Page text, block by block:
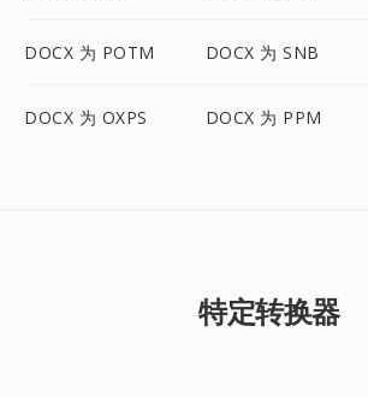
DOCX 为 POTM DOCX 为 SNB
DOCX 为 OXPS DOCX 为 PPM
特定转换器